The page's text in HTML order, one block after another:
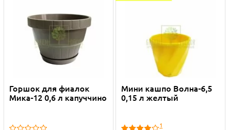
Горшок для фиалок
Мика-12 0,6 л капуччино
Мини кашпо Волна-6,5
0,15 л желтый
1